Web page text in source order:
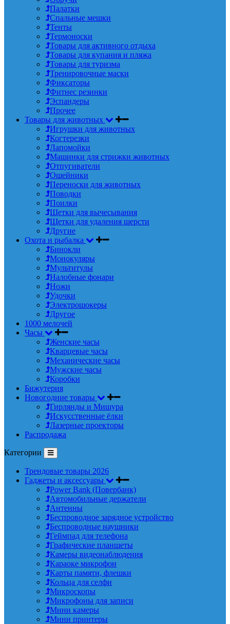
Палатки
Спальные мешки
Тенты
Термоноски
Товары для активного отдыха
Товары для купания и пляжа
Товары для туризма
Тренировочные маски
Фиксаторы
Фитнес резинки
Эспандеры
Прочее
Товары для животных
Игрушки для животных
Когтерезки
Лапомойки
Машинки для стрижки животных
Отпугиватели
Ошейники
Переноски для животных
Поводки
Поилки
Щетки для вычесывания
Щетки для удаления шерсти
Другие
Охота и рыбалка
Бинокли
Монокуляры
Мультитулы
Налобные фонари
Ножи
Удочки
Электрошокеры
Другое
1000 мелочей
Часы
Женские часы
Кварцевые часы
Механические часы
Мужские часы
Коробки
Бижутерия
Новогодние товары
Гирлянды и Мишура
Искусственные ёлки
Лазерные проекторы
Распродажа
Категории
Трендовые товары 2026
Гаджеты и аксессуары
Power Bank (Повербанк)
Автомобильные держатели
Антенны
Беспроводное зарядное устройство
Беспроводные наушники
Геймпад для телефона
Графические планшеты
Камеры видеонаблюдения
Караоке микрофон
Карты памяти, флешки
Кольца для селфи
Микроскопы
Микрофоны для записи
Мини камеры
Мини принтеры